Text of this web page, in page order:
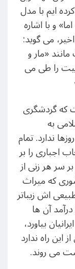
ایم با مدل
و با اشاره
می گوید:
«مار و
را طی می
که گردشگری
به
ندارد. تمام
اجباری را بر
سر هر زنی از
که میراث
اش زیباتر
آن ها
بیاورد،
راه ندارد
می روند.